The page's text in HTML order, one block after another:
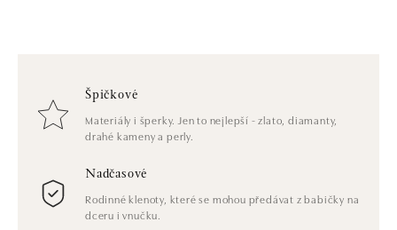
Špičkové
Materiály i šperky. Jen to nejlepší - zlato, diamanty,
drahé kameny a perly.
Nadčasové
Rodinné klenoty, které se mohou předávat z babičky na
dceru i vnučku.